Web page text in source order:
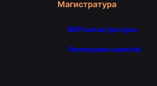
Магистратура
ВКР магистратуры
Расписание занятий